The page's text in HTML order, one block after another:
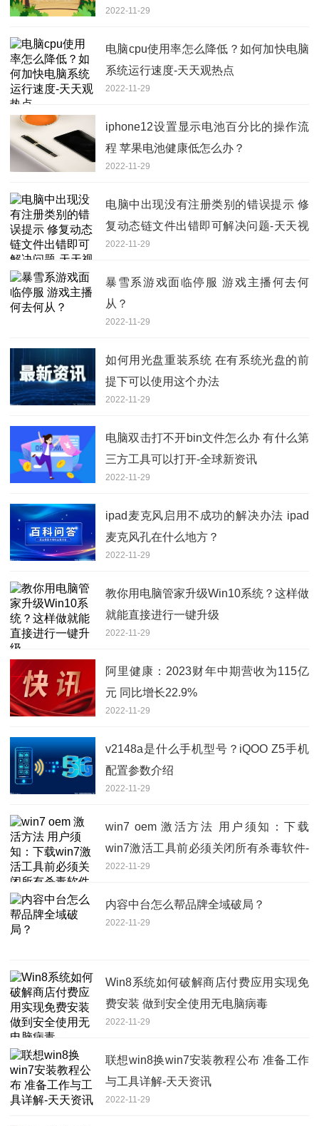
2022-11-29
电脑cpu使用率怎么降低？如何加快电脑
系统运行速度-天天观热点
2022-11-29
iphone12设置显示电池百分比的操作流
程 苹果电池健康低怎么办？
2022-11-29
电脑中出现没有注册类别的错误提示 修
复动态链文件出错即可解决问题-天天视
点
2022-11-29
暴雪系游戏面临停服 游戏主播何去何
从？
2022-11-29
如何用光盘重装系统 在有系统光盘的前
提下可以使用这个办法
2022-11-29
电脑双击打不开bin文件怎么办 有什么第
三方工具可以打开-全球新资讯
2022-11-29
ipad麦克风启用不成功的解决办法 ipad
麦克风孔在什么地方？
2022-11-29
教你用电脑管家升级Win10系统？这样做
就能直接进行一键升级
2022-11-29
阿里健康：2023财年中期营收为115亿
元 同比增长22.9%
2022-11-29
v2148a是什么手机型号？iQOO Z5手机
配置参数介绍
2022-11-29
win7 oem 激活方法 用户须知：下载
win7激活工具前必须关闭所有杀毒软件-
世界观热点
2022-11-29
内容中台怎么帮品牌全域破局？
2022-11-29
Win8系统如何破解商店付费应用实现免
费安装 做到安全使用无电脑病毒
2022-11-29
联想win8换win7安装教程公布 准备工作
与工具详解-天天资讯
2022-11-29